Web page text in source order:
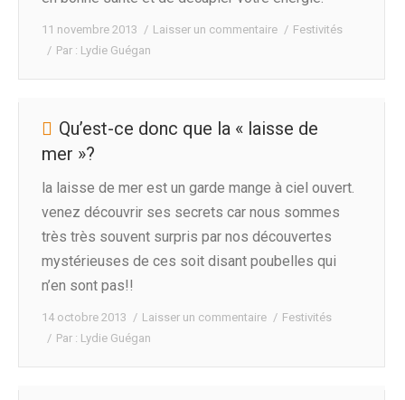
11 novembre 2013 Laisser un commentaire
Festivités
Par : Lydie Guégan
Qu’est-ce donc que la « laisse de
mer »?
la laisse de mer est un garde mange à ciel ouvert.
venez découvrir ses secrets car nous sommes
très très souvent surpris par nos découvertes
mystérieuses de ces soit disant poubelles qui
n’en sont pas!!
14 octobre 2013 Laisser un commentaire
Festivités
Par : Lydie Guégan